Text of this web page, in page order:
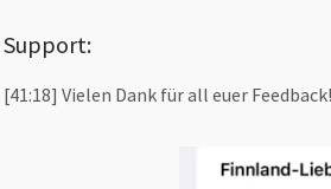
Support:
[41:18] Vielen Dank für all euer Feedback!